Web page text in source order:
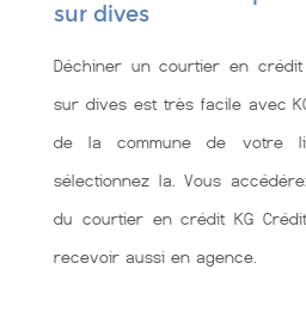
sur dives
Déchiner un courtier en
sur dives est très facile avec
de la commune de votre
sélectionnez la. Vous
du courtier en crédit KG
recevoir aussi en agence.